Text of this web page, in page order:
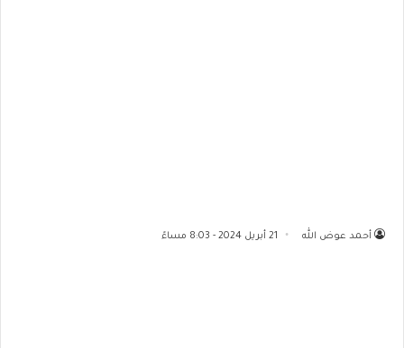
أحمد عوض الله 21 أبريل 2024 - 8:03 مساءً